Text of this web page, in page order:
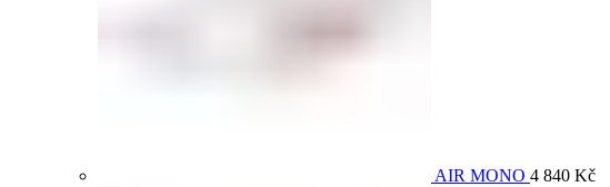
AIR MONO 4 840 Kč